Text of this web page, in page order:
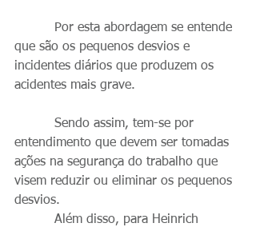
que são os pequenos desvios e
incidentes diários que produzem os
acidentes mais grave.
entendimento que devem ser tomadas
ações na segurança do trabalho que
visem reduzir ou eliminar os pequenos
desvios.